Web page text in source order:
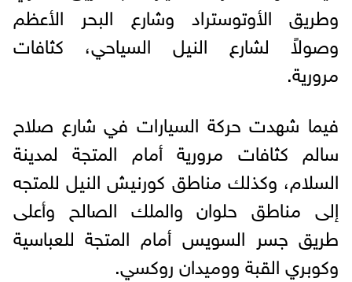
وطريق الأوتوستراد وشارع البحر الأعظم
وصولاً لشارع النيل السياحي، كثافات
مرورية.
فيما شهدت حركة السيارات في شارع صلاح
سالم كثافات مرورية أمام المتجة لمدينة
السلام، وكذلك مناطق كورنيش النيل للمتجه
إلى مناطق حلوان والملك الصالح وأعلى
طريق جسر السويس أمام المتجة للعباسية
وكوبري القبة ووميدان روكسي.